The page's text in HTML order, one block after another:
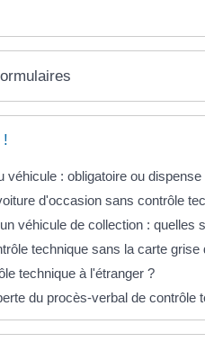
!
véhicule : obligatoire ou dispense
d'occasion sans contrôle
véhicule de collection : quelles
technique sans la carte grise
technique à l'étranger ?
du procès-verbal de contrôle